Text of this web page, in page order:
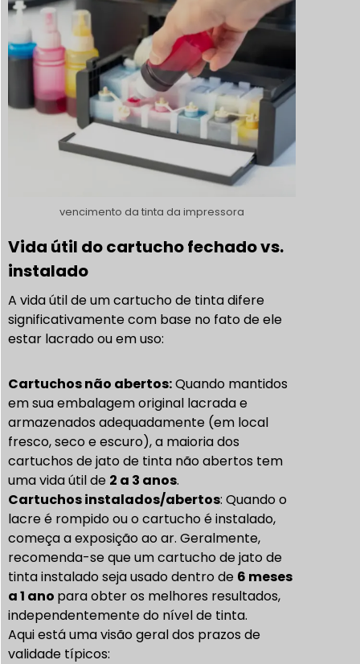
vencimento da tinta da impressora
Vida útil do cartucho fechado vs.
instalado
A vida útil de um cartucho de tinta difere
significativamente com base no fato de ele
estar lacrado ou em uso:
Cartuchos não abertos:Quando mantidos
em sua embalagem original lacrada e
armazenados adequadamente (em local
fresco, seco e escuro), a maioria dos
cartuchos de jato de tinta não abertos tem
uma vida útil de 2 a 3 anos.
Cartuchos instalados/abertos: Quando o
lacre é rompido ou o cartucho é instalado,
começa a exposição ao ar. Geralmente,
recomenda-se que um cartucho de jato de
tinta instalado seja usado dentro de 6 meses
a 1 ano para obter os melhores resultados,
independentemente do nível de tinta.
Aqui está uma visão geral dos prazos de
validade típicos: